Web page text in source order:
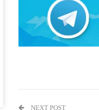
NEXT POST